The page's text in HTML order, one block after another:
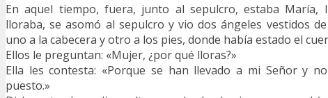
En aquel tiempo, fuera, junto al sepulcro, estaba María,
lloraba, se asomó al sepulcro y vio dos ángeles vestidos
uno a la cabecera y otro a los pies, donde había estado el
Ellos le preguntan: «Mujer, ¿por qué lloras?»
Ella les contesta: «Porque se han llevado a mi Señor y
puesto.»